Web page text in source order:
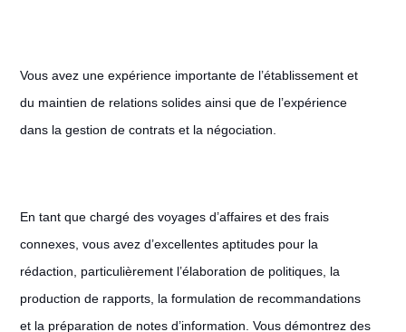
Vous avez une expérience importante de l’établissement et
du maintien de relations solides ainsi que de l’expérience
dans la gestion de contrats et la négociation.
En tant que chargé des voyages d’affaires et des frais
connexes, vous avez d’excellentes aptitudes pour la
rédaction, particulièrement l’élaboration de politiques, la
production de rapports, la formulation de recommandations
et la préparation de notes d’information. Vous démontrez des